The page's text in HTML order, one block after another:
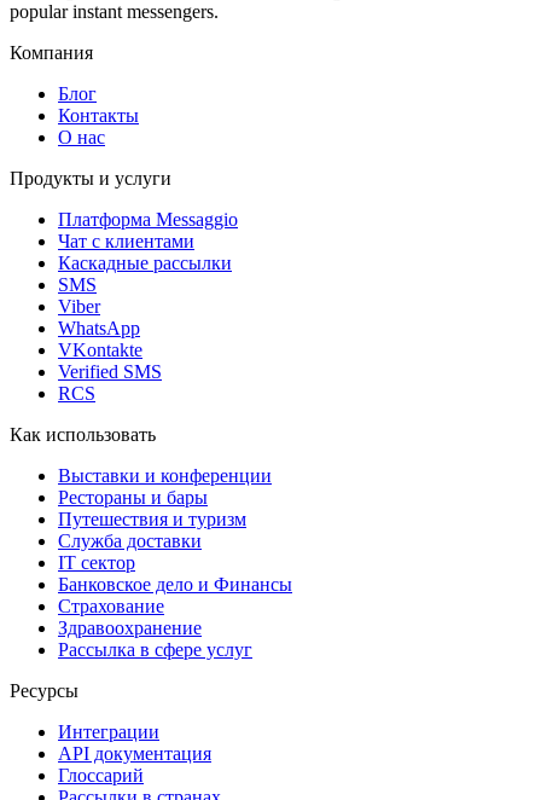
popular instant messengers.
Компания
Блог
Контакты
О нас
Продукты и услуги
Платформа Messaggio
Чат с клиентами
Каскадные рассылки
SMS
Viber
WhatsApp
VKontakte
Verified SMS
RCS
Как использовать
Выставки и конференции
Рестораны и бары
Путешествия и туризм
Служба доставки
IT сектор
Банковское дело и Финансы
Страхование
Здравоохранение
Рассылка в сфере услуг
Ресурсы
Интеграции
API документация
Глоссарий